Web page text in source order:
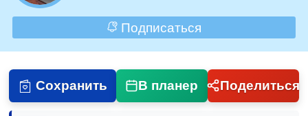
Подписаться
Сохранить В планер Поделиться